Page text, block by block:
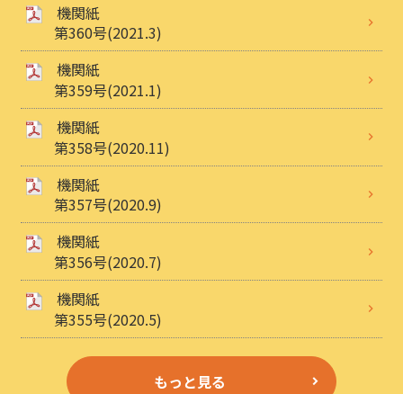
機関紙
第360号(2021.3)
機関紙
第359号(2021.1)
機関紙
第358号(2020.11)
機関紙
第357号(2020.9)
機関紙
第356号(2020.7)
機関紙
第355号(2020.5)
もっと見る